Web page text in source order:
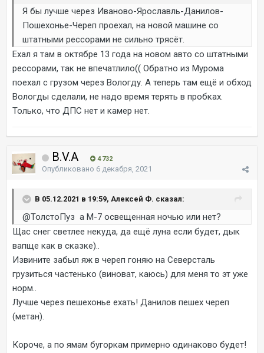
Я бы лучше через Иваново-Ярославль-Данилов-
Пошехонье-Череп проехал, на новой машине со
штатными рессорами не сильно трясёт.
Ехал я там в октябре 13 года на новом авто со штатными
рессорами, так не впечатлило(( Обратно из Мурома
поехал с грузом через Вологду. А теперь там ещё и обход
Вологды сделали, не надо время терять в пробках.
Только, что ДПС нет и камер нет.
B.V.A 4 732
Опубликовано 6 декабря, 2021
В 05.12.2021 в 19:59, Алексей Ф. сказал:
@ТолстоПуз а М-7 освещенная ночью или нет?
Щас снег светлее некуда, да ещё луна если будет, дык
вапще как в сказке)..
Извините забыл яж в череп гоняю на Северсталь
грузиться частенько (виноват, каюсь) для меня то эт уже
норм..
Лучше через пешехонье ехать! Данилов пешех череп
(метан).
Короче, а по ямам бугоркам примерно одинаково будет!